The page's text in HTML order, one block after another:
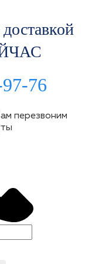
76
перезвоним